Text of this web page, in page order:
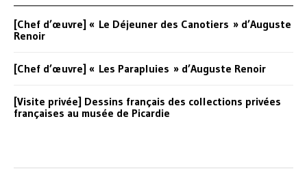
[Chef d’œuvre] « Le Déjeuner des Canotiers » d’Auguste
Renoir
[Chef d’œuvre] « Les Parapluies » d’Auguste Renoir
[Visite privée] Dessins français des collections privées
françaises au musée de Picardie